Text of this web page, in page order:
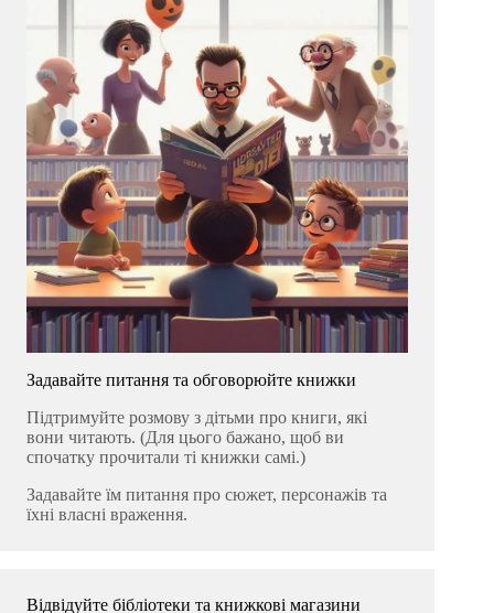
Задавайте питання та обговорюйте книжки
Підтримуйте розмову з дітьми про книги, які
вони читають. (Для цього бажано, щоб ви
спочатку прочитали ті книжки самі.)
Задавайте їм питання про сюжет, персонажів та
їхні власні враження.
Відвідуйте бібліотеки та книжкові магазини